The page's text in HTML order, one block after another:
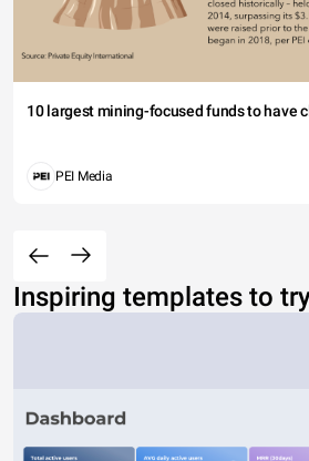
10 largest mining-focused funds to have
PEI Media
Inspiring templates to